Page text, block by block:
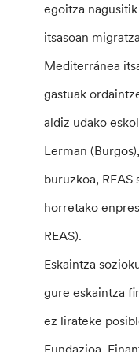
egoitza
itsasoan
Mediterránea
gastuak
aldiz udako
Lerman
buruzkoa,
horretako
REAS).
Eskaintza
gure eskaintza
ez lirateke